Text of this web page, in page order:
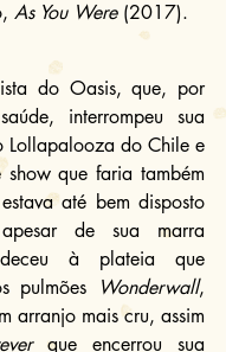
As You Were (2017).
do Oasis, que, por
interrompeu sua
Lollapalooza do Chile e
que faria também
até bem disposto
de sua marra
à plateia que
pulmões
Wonderwall,
arranjo mais cru, assim
que encerrou sua